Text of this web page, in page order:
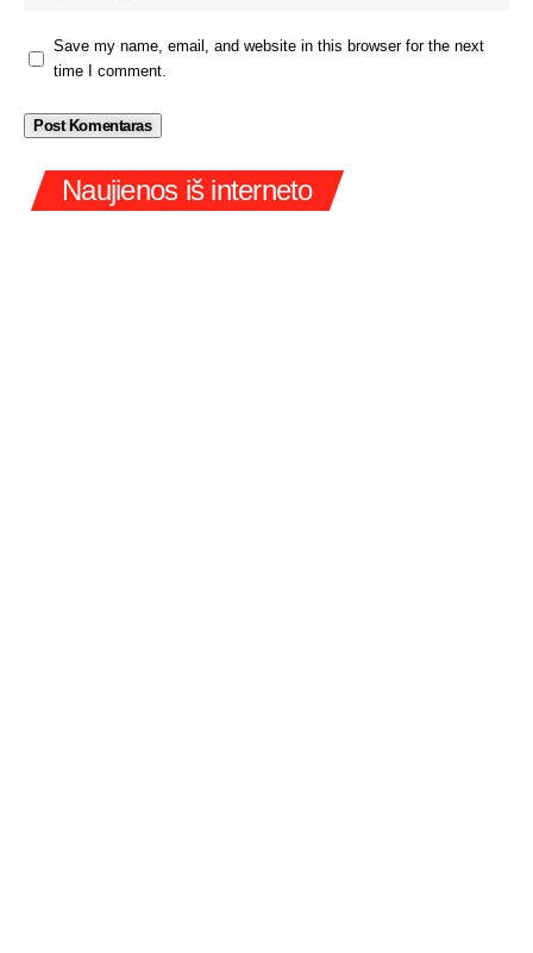
Save my name, email, and website in this browser for the next
time I comment.
Naujienos iš interneto